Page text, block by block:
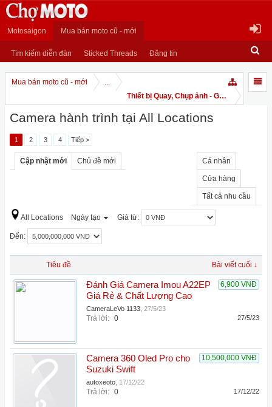
Motosaigon Mua bán moto cũ - mới
Tìm kiếm diễn đàn Sticked Threads Đăng tin
Mua bán moto cũ - mới
...
Thiết bị Quay, Chụp ảnh - GPS
Camera hành trình tại All Locations
1 2 3 4 Tiếp >
Cập nhật mới Chủ đề mới Cá nhân
Cửa hàng
Tất cả nhu cầu
All Locations Ngày tạo Giá từ:
Đến:
Tiêu đề Bài viết cuối ↓
6,900 VNĐ
Đánh Giá Camera Imou A22EP
Giá Rẻ & Chất Lượng Cao
CameraLeVo 1133 27/5/23
Trả lời: 0 27/5/23
10,500,000 VNĐ
Camera 360 Oled Pro cho
Suzuki Swift
autoxeoto 17/12/22
Trả lời: 0 17/12/22